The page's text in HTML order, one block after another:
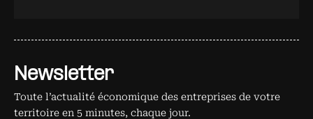
Newsletter
Toute l’actualité économique des entreprises de votre
territoire en 5 minutes, chaque jour.